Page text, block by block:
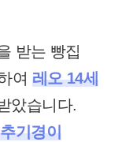
받는 빵집
여 레오 14세
았습니다.
기경이